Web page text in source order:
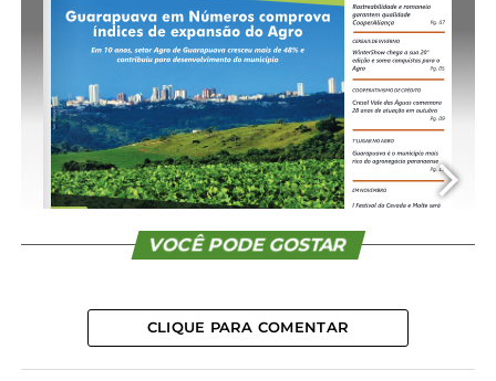
CONTINUE READING
VOCÊ PODE GOSTAR
CLIQUE PARA COMENTAR